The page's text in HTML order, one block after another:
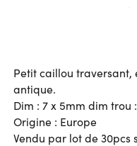
Petit caillou
antique.
Dim : 7 x 5mm dim trou
Origine : Europe
Vendu par lot de 30pcs